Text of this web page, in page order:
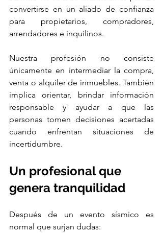
convertirse en un aliado de confianza
para propietarios, compradores,
arrendadores e inquilinos.
Nuestra profesión no consiste
únicamente en intermediar la compra,
venta o alquiler de inmuebles. También
implica orientar, brindar información
responsable y ayudar a que las
personas tomen decisiones acertadas
cuando enfrentan situaciones de
incertidumbre.
Un profesional que
genera tranquilidad
Después de un evento sísmico es
normal que surjan dudas: